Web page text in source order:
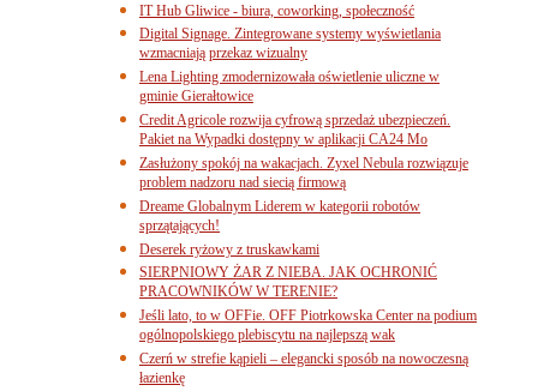
IT Hub Gliwice - biura, coworking, społeczność
Digital Signage. Zintegrowane systemy wyświetlania
wzmacniają przekaz wizualny
Lena Lighting zmodernizowała oświetlenie uliczne w
gminie Gierałtowice
Credit Agricole rozwija cyfrową sprzedaż ubezpieczeń.
Pakiet na Wypadki dostępny w aplikacji CA24 Mo
Zasłużony spokój na wakacjach. Zyxel Nebula rozwiązuje
problem nadzoru nad siecią firmową
Dreame Globalnym Liderem w kategorii robotów
sprzątających!
Deserek ryżowy z truskawkami
SIERPNIOWY ŻAR Z NIEBA. JAK OCHRONIĆ
PRACOWNIKÓW W TERENIE?
Jeśli lato, to w OFFie. OFF Piotrkowska Center na podium
ogólnopolskiego plebiscytu na najlepszą wak
Czerń w strefie kąpieli – elegancki sposób na nowoczesną
łazienkę